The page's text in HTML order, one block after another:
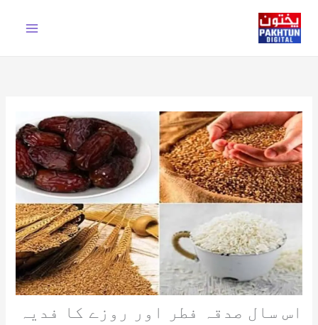
content
اس سال صدقہ فطر اور روزے کا فدیہ